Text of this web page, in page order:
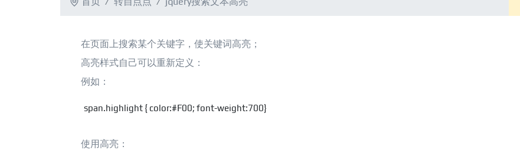
在页面上搜索某个关键字，使关键词高亮；
高亮样式自己可以重新定义：
例如：
span.highlight { color:#F00; font-weight:700}
使用高亮：